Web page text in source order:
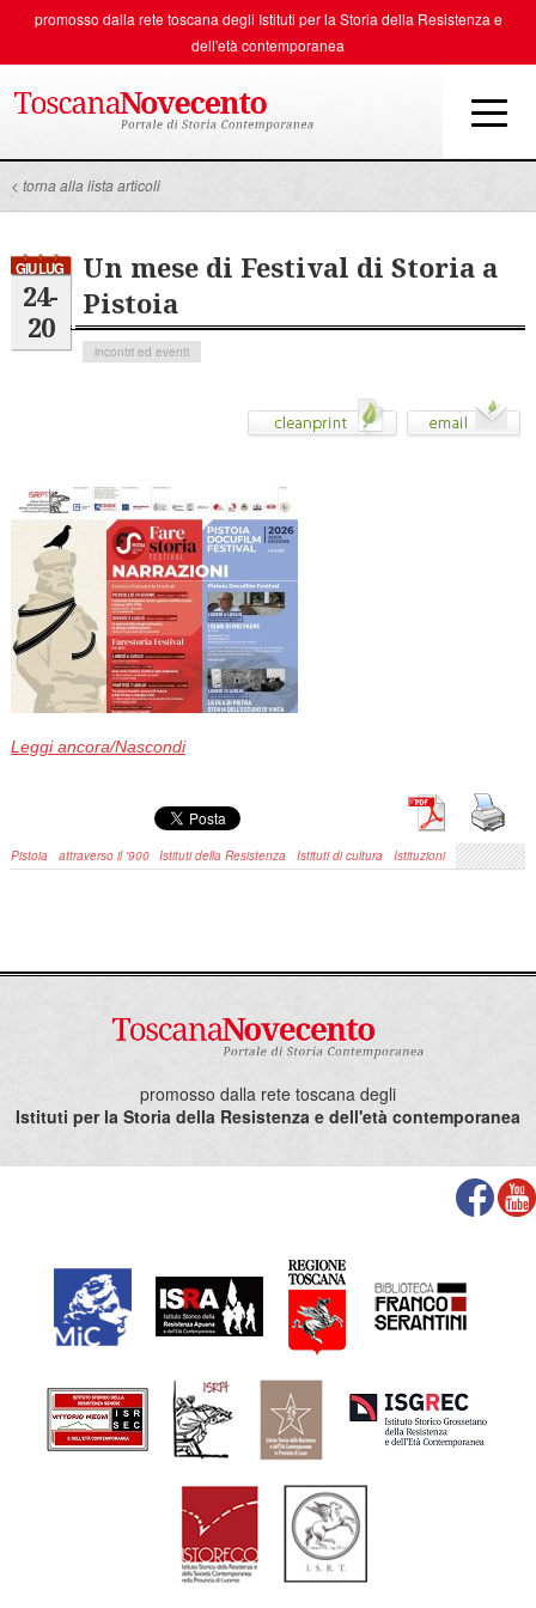
promosso dalla rete toscana degli Istituti per la Storia della Resistenza e
dell'età contemporanea
< torna alla lista articoli
GIU LUG
24-
20
Un mese di Festival di Storia a
Pistoia
incontri ed eventi
Leggi ancora/Nascondi
Pistoia attraverso il '900 Istituti della Resistenza Istituti di cultura Istituzioni
promosso dalla rete toscana degli
Istituti per la Storia della Resistenza e dell'età contemporanea